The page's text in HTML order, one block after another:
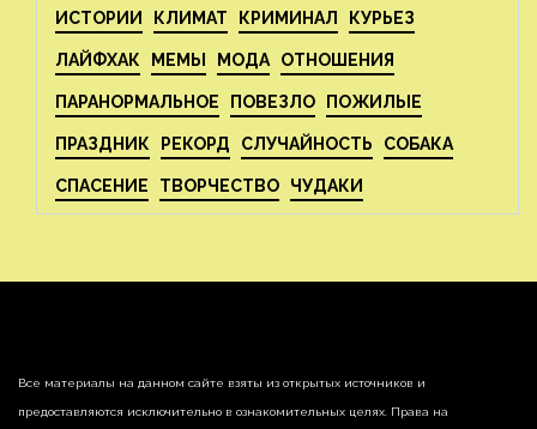
ИСТОРИИ КЛИМАТ КРИМИНАЛ КУРЬЕЗ
ЛАЙФХАК МЕМЫ МОДА ОТНОШЕНИЯ
ПАРАНОРМАЛЬНОЕ ПОВЕЗЛО ПОЖИЛЫЕ
ПРАЗДНИК РЕКОРД СЛУЧАЙНОСТЬ СОБАКА
СПАСЕНИЕ ТВОРЧЕСТВО ЧУДАКИ
Все материалы на данном сайте взяты из открытых источников и
предоставляются исключительно в ознакомительных целях. Права на